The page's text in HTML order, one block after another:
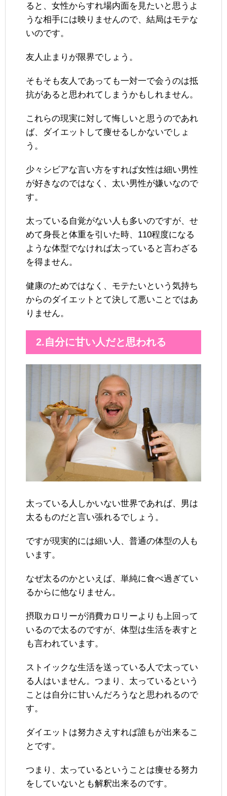
ると、女性からすれ場内面を見たいと思うよ
うな相手には映りませんので、結局はモテな
いのです。
友人止まりが限界でしょう。
そもそも友人であっても一対一で会うのは抵
抗があると思われてしまうかもしれません。
これらの現実に対して悔しいと思うのであれ
ば、ダイエットして痩せるしかないでしょ
う。
少々シビアな言い方をすれば女性は細い男性
が好きなのではなく、太い男性が嫌いなので
す。
太っている自覚がない人も多いのですが、せ
めて身長と体重を引いた時、110程度になる
ような体型でなければ太っていると言わざる
を得ません。
健康のためではなく、モテたいという気持ち
からのダイエットとて決して悪いことではあ
りません。
2.自分に甘い人だと思われる
太っている人しかいない世界であれば、男は
太るものだと言い張れるでしょう。
ですが現実的には細い人、普通の体型の人も
います。
なぜ太るのかといえば、単純に食べ過ぎてい
るからに他なりません。
摂取カロリーが消費カロリーよりも上回って
いるので太るのですが、体型は生活を表すと
も言われています。
ストイックな生活を送っている人で太ってい
る人はいません。つまり、太っているという
ことは自分に甘いんだろうなと思われるので
す。
ダイエットは努力さえすれば誰もが出来るこ
とです。
つまり、太っているということは痩せる努力
をしていないとも解釈出来るのです。